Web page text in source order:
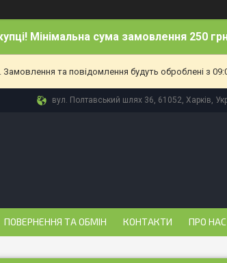
Мінімальна сума замовлення 250
Замовлення та повідомлення будуть оброблені з
вул. Полтавський шлях 36, 61052, Харків,
ПОВЕРНЕННЯ ТА ОБМІН КОНТАКТИ ПРО НАС